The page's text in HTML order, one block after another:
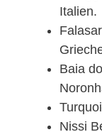
Italien.
Baia
Nissi